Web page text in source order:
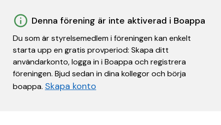
Denna förening är inte aktiverad i Boappa
Du som är styrelsemedlem i föreningen kan enkelt
starta upp en gratis provperiod: Skapa ditt
användarkonto, logga in i Boappa och registrera
föreningen. Bjud sedan in dina kollegor och börja
boappa. Skapa konto